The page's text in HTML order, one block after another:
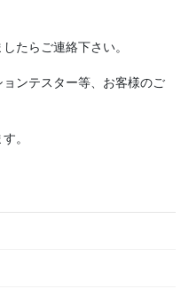
たらご連絡下さい。
ンテスター等、お客様のご
。